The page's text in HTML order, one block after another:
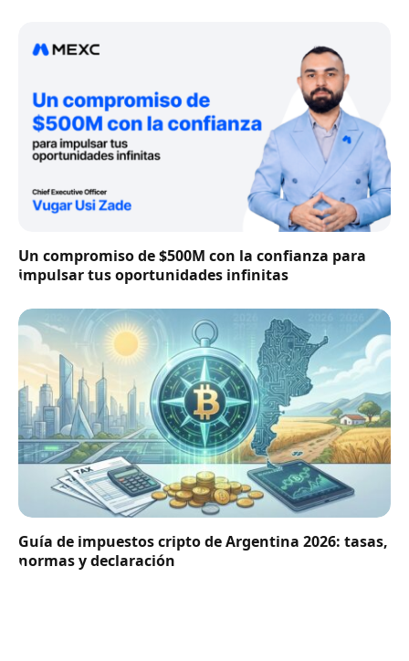
Un compromiso de $500M con la confianza para
impulsar tus oportunidades infinitas
Guía de impuestos cripto de Argentina 2026: tasas,
normas y declaración